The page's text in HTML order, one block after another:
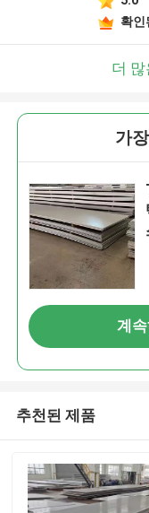
확인
더
가
계
추천된 제품